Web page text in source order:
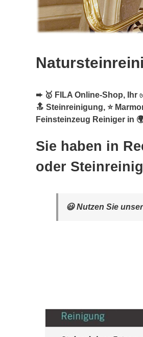
➨ 🥇 FILA Online-Shop, Ihr
🔝 Steinreinigung, ⭐
Feinsteinzeug Reiniger in
Sie haben in
oder
😃 Nutzen Sie